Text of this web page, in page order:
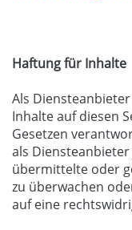
Haftung für Inhalte
Als
Inhalte auf diesen
Gesetzen
als
übermittelte oder
zu überwachen
auf eine